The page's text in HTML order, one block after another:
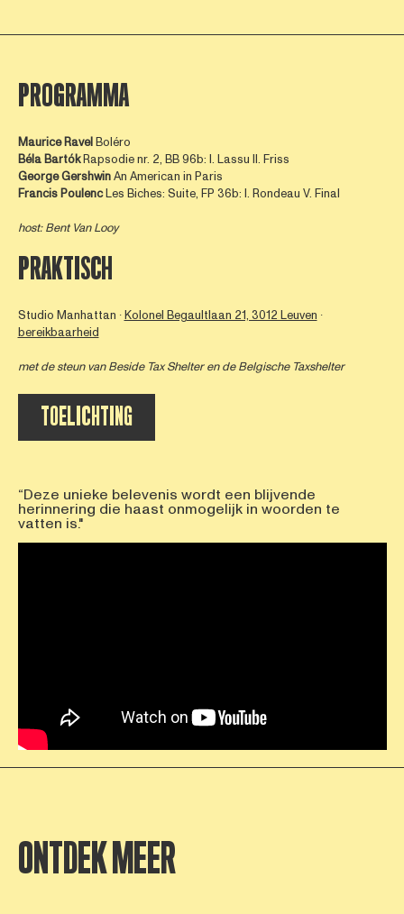
TOELICHTING
PROGRAMMA
Maurice RavelBoléro
Béla BartókRapsodie nr. 2, BB 96b: I. Lassu II. Friss
George GershwinAn American in Paris
Francis PoulencLes Biches: Suite, FP 36b: I. Rondeau V. Final
host: Bent Van Looy
PRAKTISCH
Studio Manhattan ∙Kolonel Begaultlaan 21, 3012 Leuven ∙
bereikbaarheid
met de steun vanBeside Tax Shelteren de Belgische Taxshelter
“Deze unieke belevenis wordt een blijvende
herinnering die haast onmogelijk in woorden te
vatten is."
ONTDEK MEER